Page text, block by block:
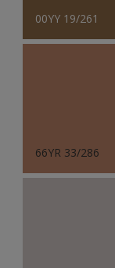
00YY 19/261
66YR 33/286